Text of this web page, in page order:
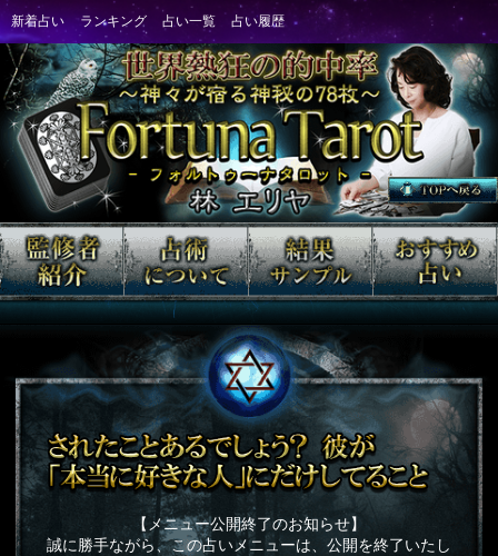
【メニュー公開終了のお知らせ】
誠に勝手ながら、この占いメニューは、公開を終了いたし